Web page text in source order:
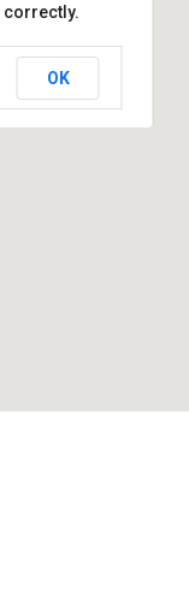
correctly.
OK